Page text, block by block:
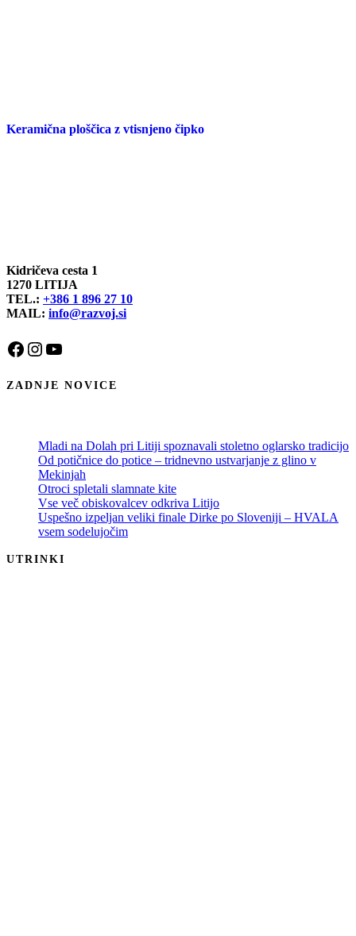
Keramična ploščica z vtisnjeno čipko
Kidričeva cesta 1
1270 LITIJA
TEL.: +386 1 896 27 10
MAIL: info@razvoj.si
Facebook
Instagram
YouTube
ZADNJE NOVICE
Mladi na Dolah pri Litiji spoznavali stoletno oglarsko tradicijo
Od potičnice do potice – tridnevno ustvarjanje z glino v
Mekinjah
Otroci spletali slamnate kite
Vse več obiskovalcev odkriva Litijo
Uspešno izpeljan veliki finale Dirke po Sloveniji – HVALA
vsem sodelujočim
UTRINKI